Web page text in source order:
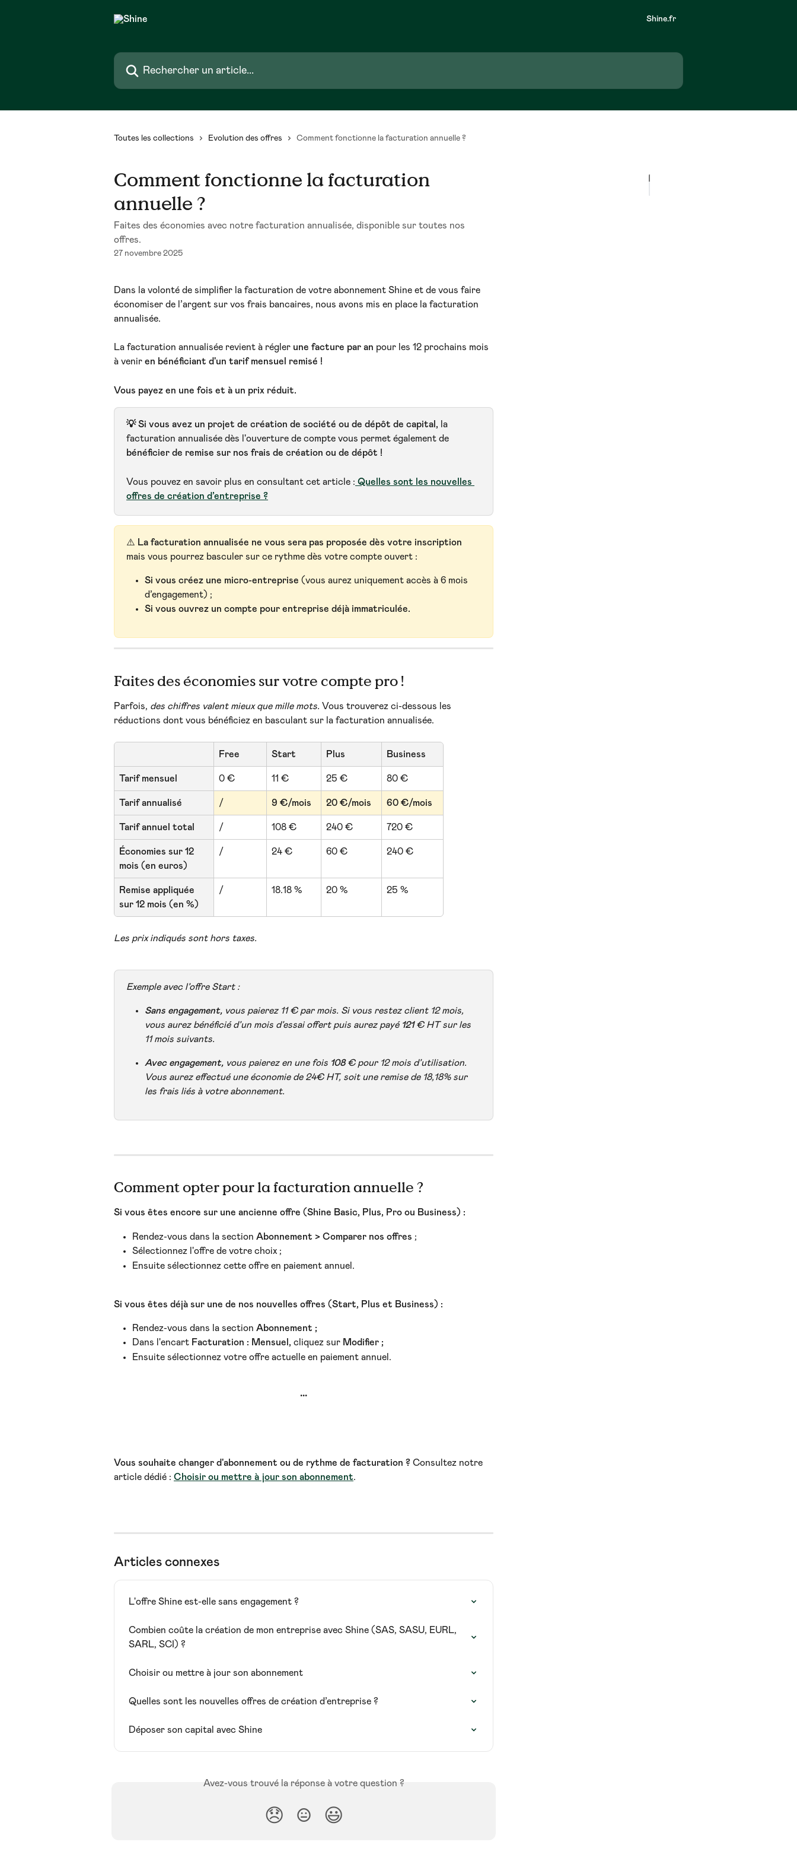
Shine.fr
Rechercher un article...
Toutes les collections Evolution des offres Comment fonctionne la facturation annuelle ?
Comment fonctionne la facturation
annuelle ?
Faites des économies avec notre facturation annualisée, disponible sur toutes nos
offres.
27 novembre 2025
Dans la volonté de simplifier la facturation de votre abonnement Shine et de vous faire
économiser de l’argent sur vos frais bancaires, nous avons mis en place la facturation
annualisée.
La facturation annualisée revient à régler une facture par an pour les 12 prochains mois
à venir en bénéficiant d'un tarif mensuel remisé !
Vous payez en une fois et à un prix réduit.
💡 Si vous avez un projet de création de société ou de dépôt de capital, la
facturation annualisée dès l'ouverture de compte vous permet également de
bénéficier de remise sur nos frais de création ou de dépôt !
Vous pouvez en savoir plus en consultant cet article : Quelles sont les nouvelles
offres de création d’entreprise ?
⚠️ La facturation annualisée ne vous sera pas proposée dès votre inscription
mais vous pourrez basculer sur ce rythme dès votre compte ouvert :
Si vous créez une micro-entreprise (vous aurez uniquement accès à 6 mois
d’engagement) ;
Si vous ouvrez un compte pour entreprise déjà immatriculée.
Faites des économies sur votre compte pro !
Parfois, des chiffres valent mieux que mille mots. Vous trouverez ci-dessous les
réductions dont vous bénéficiez en basculant sur la facturation annualisée.
Free Start Plus Business
Tarif mensuel 0 € 11 € 25 € 80 €
Tarif annualisé / 9 €/mois 20 €/mois 60 €/mois
Tarif annuel total / 108 € 240 € 720 €
Économies sur 12
mois (en euros)
/ 24 € 60 € 240 €
Remise appliquée
sur 12 mois (en %)
/ 18.18 % 20 % 25 %
Les prix indiqués sont hors taxes.
Exemple avec l’offre Start :
Sans engagement, vous paierez 11 € par mois. Si vous restez client 12 mois,
vous aurez bénéficié d’un mois d’essai offert puis aurez payé 121 € HT sur les
11 mois suivants.
Avec engagement, vous paierez en une fois 108 € pour 12 mois d’utilisation.
Vous aurez effectué une économie de 24€ HT, soit une remise de 18,18% sur
les frais liés à votre abonnement.
Comment opter pour la facturation annuelle ?
Si vous êtes encore sur une ancienne offre (Shine Basic, Plus, Pro ou Business) :
Rendez-vous dans la section Abonnement > Comparer nos offres ;
Sélectionnez l'offre de votre choix ;
Ensuite sélectionnez cette offre en paiement annuel.
Si vous êtes déjà sur une de nos nouvelles offres (Start, Plus et Business) :
Rendez-vous dans la section Abonnement ;
Dans l'encart Facturation : Mensuel, cliquez sur Modifier ;
Ensuite sélectionnez votre offre actuelle en paiement annuel.
···
Vous souhaite changer d'abonnement ou de rythme de facturation ? Consultez notre
article dédié : Choisir ou mettre à jour son abonnement.
Articles connexes
L'offre Shine est-elle sans engagement ?
Combien coûte la création de mon entreprise avec Shine (SAS, SASU, EURL,
SARL, SCI) ?
Choisir ou mettre à jour son abonnement
Quelles sont les nouvelles offres de création d’entreprise ?
Déposer son capital avec Shine
Avez-vous trouvé la réponse à votre question ?
😞 😐 😃